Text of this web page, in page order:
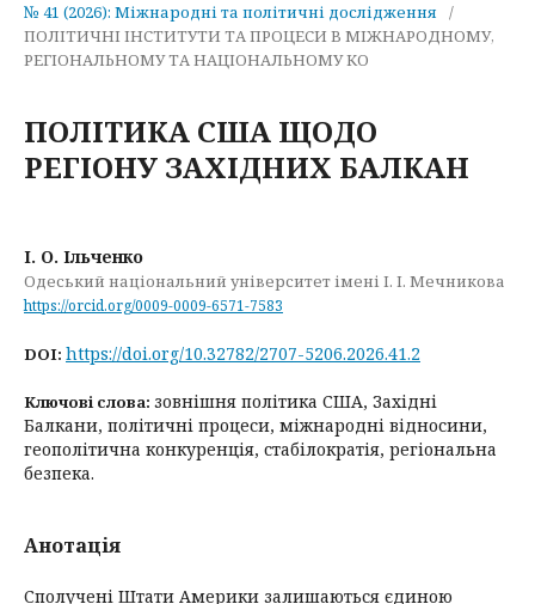
№ 41 (2026): Міжнародні та політичні дослідження
/
ПОЛІТИЧНІ ІНСТИТУТИ ТА ПРОЦЕСИ В МІЖНАРОДНОМУ,
РЕГІОНАЛЬНОМУ ТА НАЦІОНАЛЬНОМУ КО
ПОЛІТИКА США ЩОДО
РЕГІОНУ ЗАХІДНИХ БАЛКАН
І. О. Ільченко
Одеський національний університет імені І. І. Мечникова
https://orcid.org/0009-0009-6571-7583
DOI: https://doi.org/10.32782/2707-5206.2026.41.2
Ключові слова: зовнішня політика США, Західні
Балкани, політичні процеси, міжнародні відносини,
геополітична конкуренція, стабілократія, регіональна
безпека.
Анотація
Сполучені Штати Америки залишаються єдиною